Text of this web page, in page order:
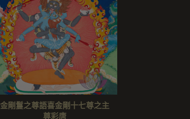
金剛鬘之尊語喜金剛十七尊之主
尊彩唐